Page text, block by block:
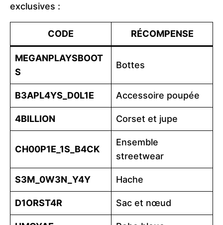
exclusives :
CODE RÉCOMPENSE
MEGANPLAYSBOOT
S
Bottes
B3APL4YS_D0L1E Accessoire poupée
4BILLION Corset et jupe
CH00P1E_1S_B4CK
Ensemble
streetwear
S3M_0W3N_Y4Y Hache
D1ORST4R Sac et nœud